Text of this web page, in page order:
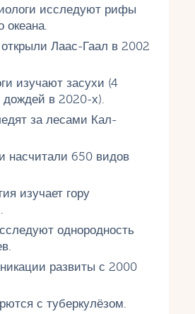
исследуют рифы
океана.
Лаас-Гаал в 2002
изучают засухи (4
дождей в 2020-х).
за лесами Кал-
насчитали 650 видов
изучает гору
однородность
развиты с 2000
с туберкулёзом.